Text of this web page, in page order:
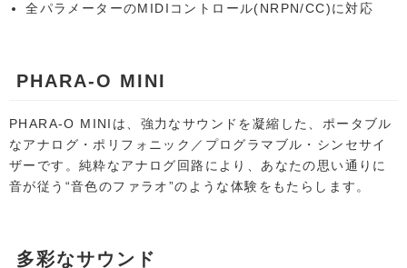
全パラメーターのMIDIコントロール(NRPN/CC)に対応
PHARA-O MINI
PHARA-O MINIは、強力なサウンドを凝縮した、ポータブル
なアナログ・ポリフォニック／プログラマブル・シンセサイ
ザーです。純粋なアナログ回路により、あなたの思い通りに
音が従う“音色のファラオ”のような体験をもたらします。
多彩なサウンド